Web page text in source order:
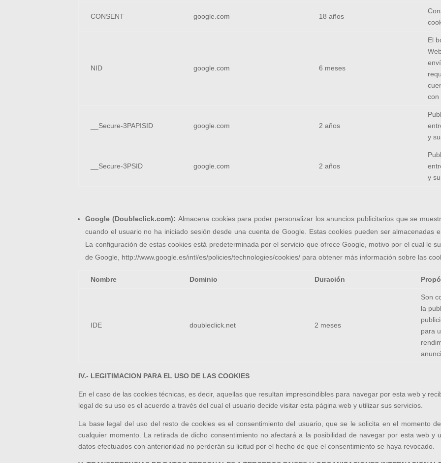
CONSENT google.com 18 años
NID google.com 6 meses
El
con
__Secure-3PAPISID google.com 2 años
y
__Secure-3PSID google.com 2 años
y
Google (Doubleclick.com): Almacena cookies para poder personalizar los anuncios publicitarios que se
cuando el usuario no ha iniciado sesión desde una cuenta de Google. Estas cookies pueden ser almacenadas
La configuración de estas cookies está predeterminada por el servicio que ofrece Google, motivo por el cual le
de Google, http://www.google.es/intl/es/policies/technologies/cookies/ para obtener más información sobre las
Nombre Dominio Duración
IDE doubleclick.net 2 meses
Son
la
para
IV.- LEGITIMACION PARA EL USO DE LAS COOKIES
En el caso de las cookies técnicas, es decir, aquellas que resultan imprescindibles para navegar por esta web y
legal de su uso es el acuerdo a través del cual el usuario decide visitar esta página web y utilizar sus servicios.
La base legal del uso del resto de cookies es el consentimiento del usuario, que se le solicita en el momento
cualquier momento. La retirada de dicho consentimiento no afectará a la posibilidad de navegar por esta web y
datos efectuados con anterioridad no perderán su licitud por el hecho de que el consentimiento se haya revocado.